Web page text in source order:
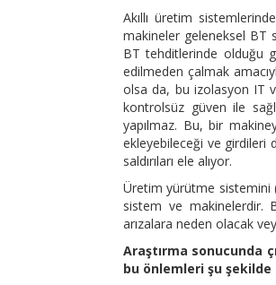
Akıllı üretim
makineler geleneksel BT
BT tehditlerinde olduğu
edilmeden çalmak
olsa da, bu izolasyon IT
kontrolsüz güven ile
yapılmaz. Bu, bir
ekleyebileceği ve girdileri
saldırıları ele alıyor.
Üretim yürütme sistemini
sistem ve makinelerdir.
arızalara neden olacak
Araştırma sonucunda
bu önlemleri şu şekilde